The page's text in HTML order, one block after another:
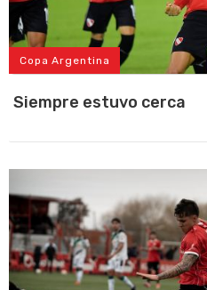
Copa Argentina
Siempre estuvo cerca